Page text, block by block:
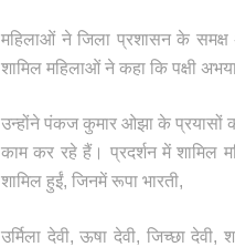
महिलाओं ने जिला प्रशासन के समक्ष
शामिल महिलाओं ने कहा कि पक्षी
उन्होंने पंकज कुमार ओझा के प्रयासों
काम कर रहे हैं। प्रदर्शन में शामिल
शामिल हुईं, जिनमें रूपा भारती,
उर्मिला देवी, ऊषा देवी, जिच्छा